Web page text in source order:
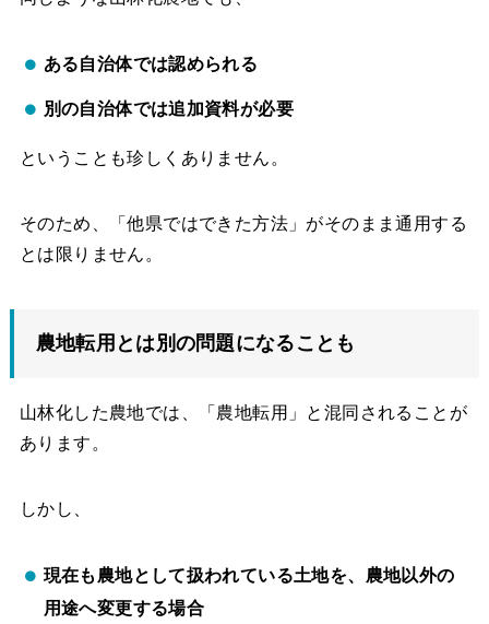
ある自治体では認められる
別の自治体では追加資料が必要
ということも珍しくありません。
そのため、「他県ではできた方法」がそのまま通用する
とは限りません。
農地転用とは別の問題になることも
山林化した農地では、「農地転用」と混同されることが
あります。
しかし、
現在も農地として扱われている土地を、農地以外の
用途へ変更する場合